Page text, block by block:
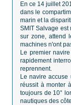
En ce 14 juillet
dans le
marin et la
SMIT Salvage
sur zone, attend
machines n'ont
Le premier
rapidement
reprennent.
Le navire
réussit à monter
toujours de 10°
nautiques des